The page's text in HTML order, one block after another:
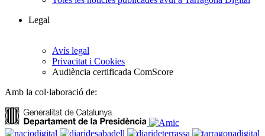
Legal
Avís legal
Privacitat i Cookies
Audiència certificada ComScore
Amb la col·laboració de: